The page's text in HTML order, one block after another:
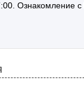
Ознакомление